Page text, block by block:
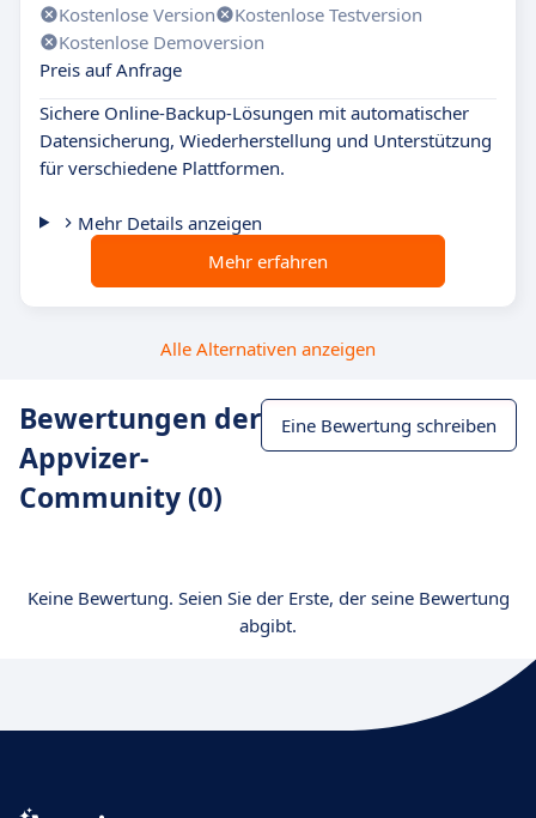
Kostenlose Version
Kostenlose Testversion
Kostenlose Demoversion
Preis auf Anfrage
Sichere Online-Backup-Lösungen mit automatischer
Datensicherung, Wiederherstellung und Unterstützung
für verschiedene Plattformen.
Mehr Details anzeigen
Mehr erfahren
Alle Alternativen anzeigen
Bewertungen der
Appvizer-
Community (0)
Eine Bewertung schreiben
Keine Bewertung. Seien Sie der Erste, der seine Bewertung
abgibt.